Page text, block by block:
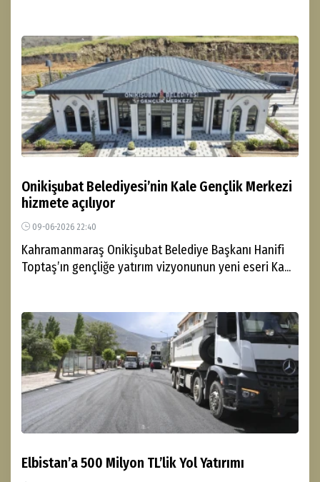
Onikişubat Belediyesi’nin Kale Gençlik Merkezi
hizmete açılıyor
09-06-2026 22:40
Kahramanmaraş Onikişubat Belediye Başkanı Hanifi
Toptaş’ın gençliğe yatırım vizyonunun yeni eseri Ka...
Elbistan’a 500 Milyon TL’lik Yol Yatırımı